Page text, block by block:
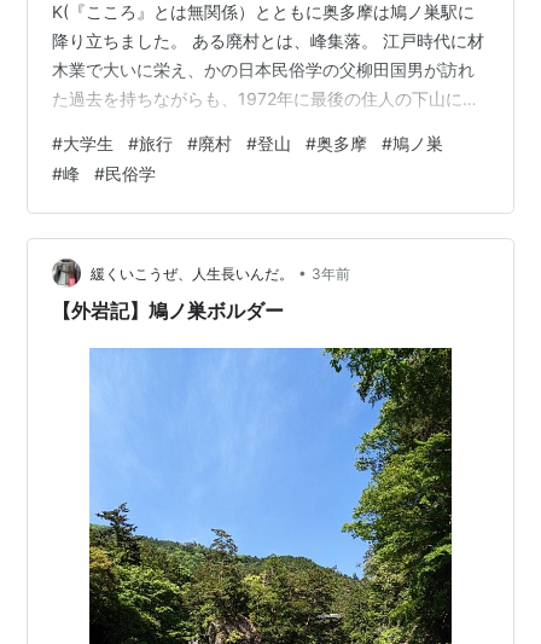
K(『こころ』とは無関係）とともに奥多摩は鳩ノ巣駅に
降り立ちました。 ある廃村とは、峰集落。 江戸時代に材
木業で大いに栄え、かの日本民俗学の父柳田国男が訪れ
た過去を持ちながらも、1972年に最後の住人の下山によ
すべてネット記事の受け売りで真偽は不明な訳ですが、
人の消えただとか神秘のほにゃららなんて言われたら行
ってみたくなるのが人の性。大いなる冒険心を持って私
たちは峰を訪れたのでした。 鳩ノ巣駅からの風景。壮
大。 鳩ノ巣は観光地としても有名だそうで、登山によっ
てへろへろになる前に観光を楽しん…
#大学生 #旅行 #廃村 #登山 #奥多摩 #鳩ノ巣
#峰 #民俗学
緩くいこうぜ、人生長いんだ。 • 3年前
【外岩記】鳩ノ巣ボルダー